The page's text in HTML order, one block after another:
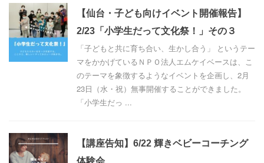
【仙台・子ども向けイベント開催報告】
2/23「小学生だって文化祭！」その３
「子どもと共に育ち合い、生かし合う」 というテー
マをかかげているＮＰＯ法人エムケイベースは、こ
のテーマを象徴するようなイベントを企画し、2月
23日（水・祝）無事開催することができました。
「小学生だっ ...
【講座告知】6/22 輝きベビーコーチング
体験会